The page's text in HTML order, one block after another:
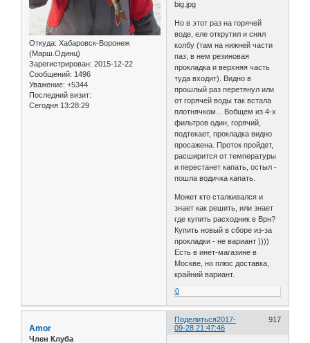
Откуда: Хабаровск-Воронеж
(Марш.Одинц)
Зарегистрирован: 2015-12-22
Сообщений: 1496
Уважение: +5344
Последний визит:
Сегодня 13:28:29
Но в этот раз на горячей
воде, еле открутил и снял
колбу (там на нижней части
паз, в нем резиновая
прокладка и верхняя часть
туда входит). Видно в
прошлый раз перетянул или
от горячей воды так встала
плотнячком... Вобщем из 4-х
фильтров один, горячий,
подтекает, прокладка видно
просажена. Проток пройдет,
расширится от температуры
и перестанет капать, остыл -
пошла водичка капать.
Может кто сталкивался и
знает как решить, или знает
где купить расходник в Врн?
Купить новый в сборе из-за
прокладки - не вариант ))))
Есть в инет-магазине в
Москве, но плюс доставка,
крайний вариант.
0
Поделиться 917
2017-
09-28 21:47:46
Amor
Член Клуба